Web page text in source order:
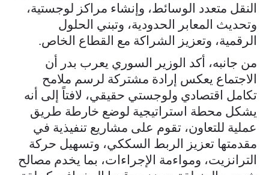
النقل متعدد الوسائط، وإنشاء مراكز لوجستية،
وتحديث المعابر الحدودية، وتبني الحلول
الرقمية، وتعزيز الشراكة مع القطاع الخاص.
من جانبه، أكد الوزير السوري يعرب بدر أن
الاجتماع يعكس إرادة مشتركة لرسم ملامح
تكامل اقتصادي ولوجستي حقيقي، لافتاً إلى أنه
يشكل محطة استراتيجية لوضع خارطة طريق
عملية للتعاون، تقوم على مشاريع تنفيذية في
مقدمتها تعزيز الربط السككي، وتسهيل حركة
الترانزيت، ومواءمة الإجراءات، بما يخدم مصالح